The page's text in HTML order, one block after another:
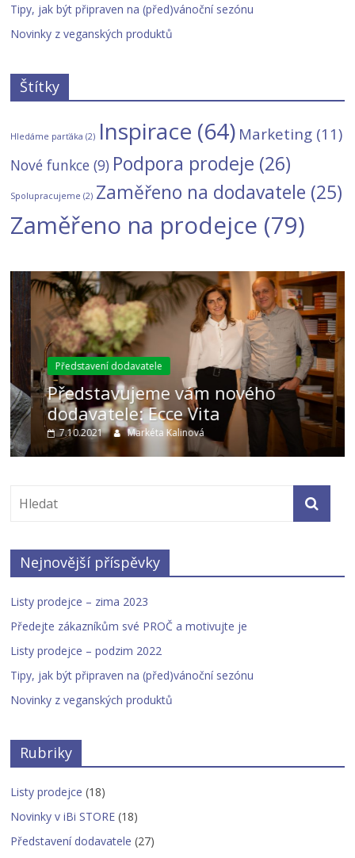
Tipy, jak být připraven na (před)vánoční sezónu
Novinky z veganských produktů
Štítky
Hledáme parťáka (2) Inspirace (64) Marketing (11)
Nové funkce (9) Podpora prodeje (26)
Spolupracujeme (2) Zaměřeno na dodavatele (25)
Zaměřeno na prodejce (79)
Představení dodavatele
Představujeme vám nového
dodavatele: Ecce Vita
7.10.2021 Markéta Kalinová
Nejnovější příspěvky
Listy prodejce – zima 2023
Předejte zákazníkům své PROČ a motivujte je
Listy prodejce – podzim 2022
Tipy, jak být připraven na (před)vánoční sezónu
Novinky z veganských produktů
Rubriky
Listy prodejce (18)
Novinky v iBi STORE (18)
Představení dodavatele (27)